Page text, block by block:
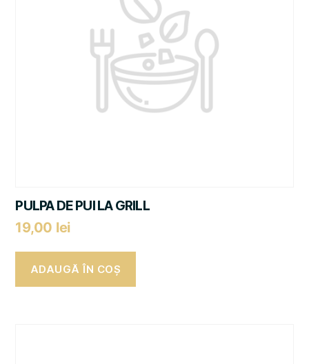
PULPA DE PUI LA GRILL
19,00 lei
ADAUGĂ ÎN COȘ